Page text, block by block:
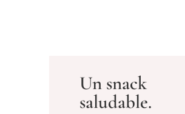
Un snack
saludable.